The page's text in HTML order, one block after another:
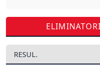
RESUL.